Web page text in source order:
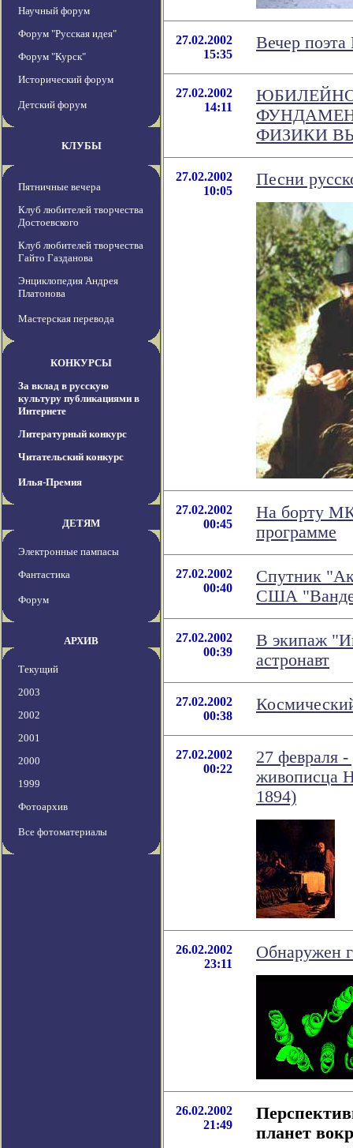
Научный форум
Форум "Русская идея"
Форум "Курск"
Исторический форум
Детский форум
КЛУБЫ
Пятничные вечера
Клуб любителей творчества
Достоевского
Клуб любителей творчества
Гайто Газданова
Энциклопедия Андрея
Платонова
Мастерская перевода
КОНКУРСЫ
За вклад в русскую
культуру публикациями в
Интернете
Литературный конкурс
Читательский конкурс
Илья-Премия
ДЕТЯМ
Электронные пампасы
Фантастика
Форум
АРХИВ
Текущий
2003
2002
2001
2000
1999
Фотоархив
Все фотоматериалы
27.02.2002
15:35
Вечер
27.02.2002
14:11
ФИЗИКИ
27.02.2002
10:05
Песни
27.02.2002
00:45
На борту
программе
27.02.2002
00:40
Спутник
США
27.02.2002
00:39
В экипаж
астронавт
27.02.2002
00:38
27.02.2002
00:22
27 февраля
живописца
1894)
26.02.2002
23:11
Обнаружен
26.02.2002
21:49
планет